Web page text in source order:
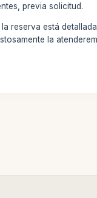
previa solicitud.
reserva está
la